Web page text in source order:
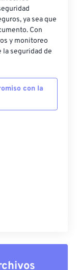
ya sea que
Con
y monitoreo
la seguridad de
con la